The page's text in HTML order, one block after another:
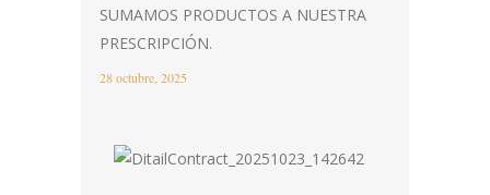
SUMAMOS PRODUCTOS A NUESTRA
PRESCRIPCIÓN.
28 octubre, 2025